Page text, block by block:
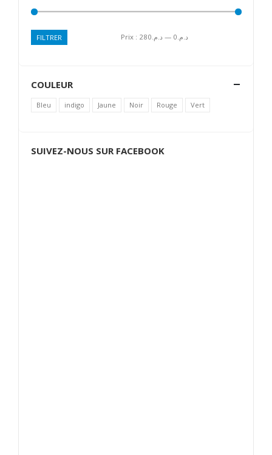
Prix
Prix
FILTRER Prix : د.م.0 — د.م.280
COULEUR
Bleu indigo Jaune Noir Rouge Vert
SUIVEZ-NOUS SUR FACEBOOK